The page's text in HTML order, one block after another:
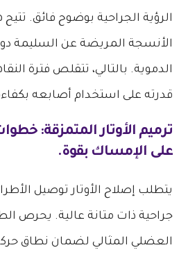
الرؤية الجراحية بوضوح فائق.
الأنسجة المريضة عن السليمة
الدموية. بالتالي، تتقلص فترة
قدرته على استخدام أصابعه
ترميم الأوتار المتمزقة:
على الإمساك بقوة.
يتطلب إصلاح الأوتار توصيل
جراحية ذات متانة عالية. يحرص
العضلي المثالي لضمان نطاق